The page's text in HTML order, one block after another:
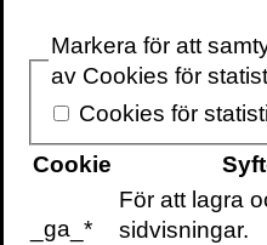
Om du triumferar
själv än vad världen
Markera för att
av Cookies för
Cookies för
Cookie
_ga_*
För att lagra
sidvisningar.